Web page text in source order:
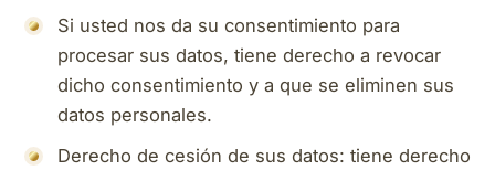
Si usted nos da su consentimiento para
procesar sus datos, tiene derecho a revocar
dicho consentimiento y a que se eliminen sus
datos personales.
Derecho de cesión de sus datos: tiene derecho